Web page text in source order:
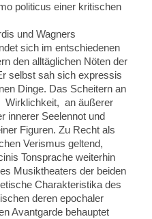
politicus einer kritischen
und Wagners
sich im entschiedenen
den alltäglichen Nöten der
selbst sah sich expressis
Dinge. Das Scheitern an
Wirklichkeit, an äußerer
innerer Seelennot und
Figuren. Zu Recht als
Verismus geltend,
Tonsprache weiterhin
Musiktheaters der beiden
Charakteristika des
deren epochaler
Avantgarde behauptet